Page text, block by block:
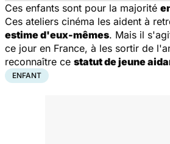
Ces enfants sont pour la majorité
Ces ateliers cinéma les aident à
estime d'eux-mêmes. Mais il
ce jour en France, à les sortir de
reconnaître ce statut de jeune
ENFANT